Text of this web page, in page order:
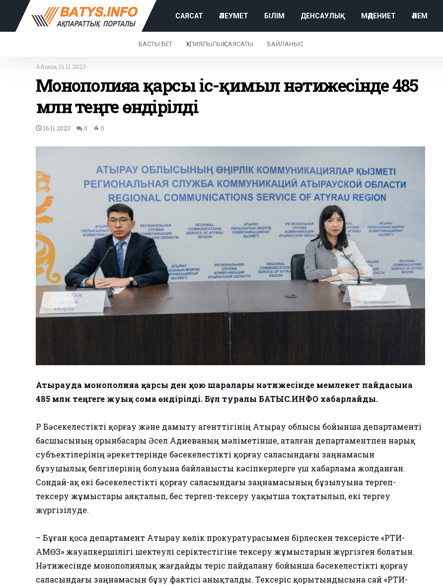
САЯСАТ ӘЛЕУМЕТ БІЛІМ ДЕНСАУЛЫҚ МӘДЕНИЕТ ӘЛЕМ
БАСТЫ БЕТ ҚҰПИЯЛЫЛЫҚ САЯСАТЫ БАЙЛАНЫС
Аймақ- 16.11.2023
Монополияға қарсы іс-қимыл нәтижесінде 485
млн теңге өндірілді
16.11.2023 0 0
Атырауда монополияға қарсы ден қою шаралары нәтижесінде мемлекет пайдасына
485 млн теңгеге жуық сома өндірілді. Бұл туралы БАТЫС.ИНФО хабарлайды.
ҚР Бәсекелестікті қорғау және дамыту агенттігінің Атырау облысы бойынша департаменті
басшысының орынбасары Әсел Адиеваның мәліметінше, аталған департаментпен нарық
субъектілерінің әрекеттерінде бәсекелестікті қорғау саласындағы заңнамасын
бұзушылық белгілерінің болуына байланысты кәсіпкерлерге үш хабарлама жолданған.
Сондай-ақ екі бәсекелестікті қорғау саласындағы заңнамасының бұзылуына тергеп-
тексеру жұмыстары аяқталып, бес тергеп-тексеру уақытша тоқтатылып, екі тергеу
жүргізілуде.
– Бұған қоса департамент Атырау көлік прокуратурасымен бірлескен тексерісте «РТИ-
АМӨЗ» жауапкершілігі шектеулі серіктестігіне тексеру жұмыстарын жүргізген болатын.
Нәтижесінде монополиялық жағдайды теріс пайдалану бойынша бәсекелестікті қорғау
саласындағы заңнамасын бұзу фактісі анықталды. Тексеріс қорытындысына сай «РТИ-